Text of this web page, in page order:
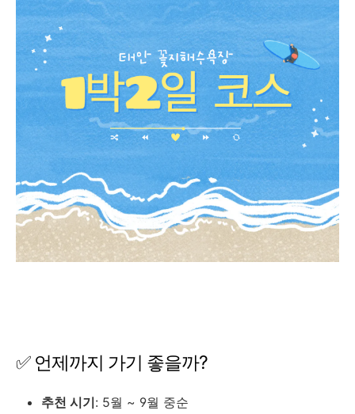
✅ 언제까지 가기 좋을까?
추천 시기: 5월 ~ 9월 중순